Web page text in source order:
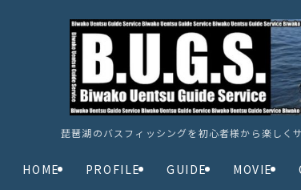
琵琶湖のバスフィッシングを初心者様から楽しく
HOME PROFILE GUIDE MOVIE